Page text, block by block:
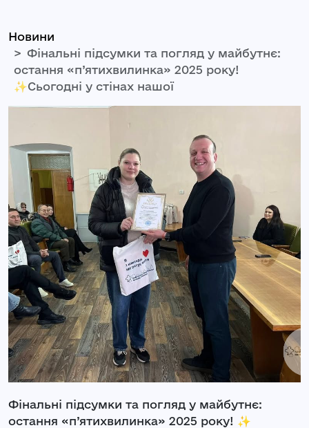
Новини
Фінальні підсумки та погляд у майбутнє:
остання «п’ятихвилинка» 2025 року!
✨Сьогодні у стінах нашої
Фінальні підсумки та погляд у майбутнє:
остання «п’ятихвилинка» 2025 року! ✨